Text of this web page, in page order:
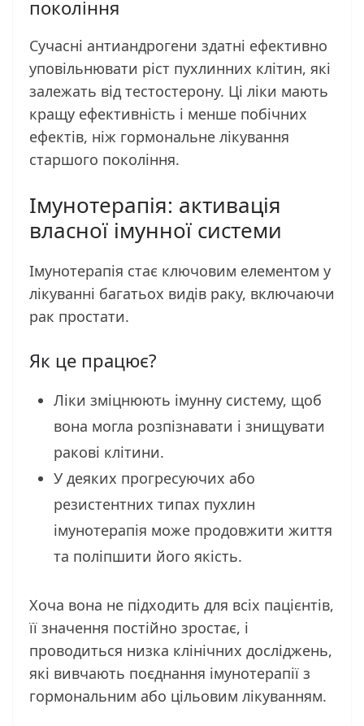
покоління
Сучасні антиандрогени здатні ефективно
уповільнювати ріст пухлинних клітин, які
залежать від тестостерону. Ці ліки мають
кращу ефективність і менше побічних
ефектів, ніж гормональне лікування
старшого покоління.
Імунотерапія: активація
власної імунної системи
Імунотерапія стає ключовим елементом у
лікуванні багатьох видів раку, включаючи
рак простати.
Як це працює?
Ліки зміцнюють імунну систему, щоб
вона могла розпізнавати і знищувати
ракові клітини.
У деяких прогресуючих або
резистентних типах пухлин
імунотерапія може продовжити життя
та поліпшити його якість.
Хоча вона не підходить для всіх пацієнтів,
її значення постійно зростає, і
проводиться низка клінічних досліджень,
які вивчають поєднання імунотерапії з
гормональним або цільовим лікуванням.